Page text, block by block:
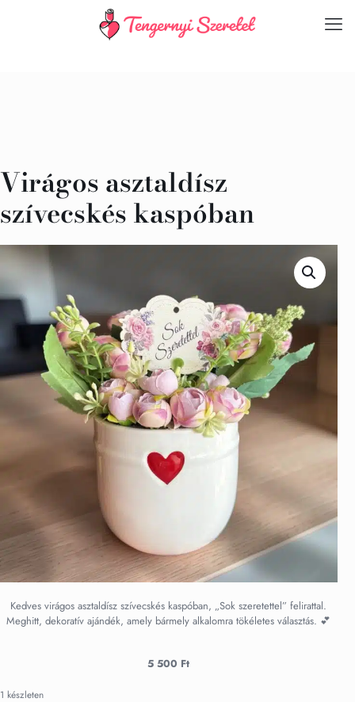
Virágos asztaldísz
szívecskés kaspóban
Kedves virágos asztaldísz szívecskés kaspóban, „Sok szeretettel” felirattal.
Meghitt, dekoratív ajándék, amely bármely alkalomra tökéletes választás. 💕
5 500 Ft
1 készleten